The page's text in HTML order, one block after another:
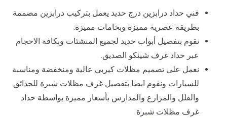
فني حداد درابزين درج حديد يعمل بتركيب درابزين مصممة
بطريقة عصرية مميزة وبخامات مميزة.
نقوم بتفصيل أبواب حديد لجميع المنشئات وبكافة الاحجام
عبر حداد غرف شينكو الصديق.
نعمل على تصميم مظلات كيربي عالية ومنخفضة ومناسبة
للسيارات ونقوم ايضا بتفصيل غرف مظلات شبرة للحدائق
والفلل والمزارع والمدارس بأسعار مميزة بواسطة حداد
غرف مظلات شبرة